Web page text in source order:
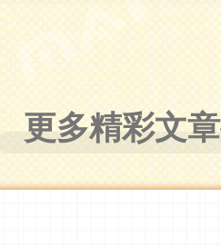
更多精彩文